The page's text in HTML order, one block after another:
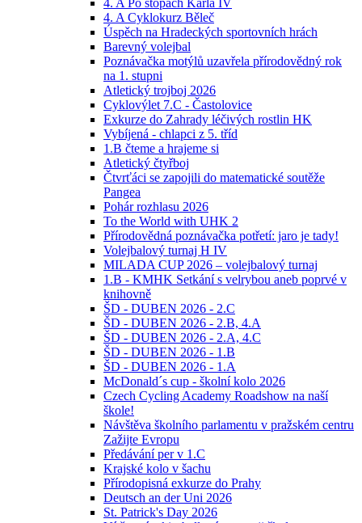
4. A Po stopách Karla IV
4. A Cyklokurz Běleč
Úspěch na Hradeckých sportovních hrách
Barevný volejbal
Poznávačka motýlů uzavřela přírodovědný rok
na 1. stupni
Atletický trojboj 2026
Cyklovýlet 7.C - Častolovice
Exkurze do Zahrady léčivých rostlin HK
Vybíjená - chlapci z 5. tříd
1.B čteme a hrajeme si
Atletický čtyřboj
Čtvrťáci se zapojili do matematické soutěže
Pangea
Pohár rozhlasu 2026
To the World with UHK 2
Přírodovědná poznávačka potřetí: jaro je tady!
Volejbalový turnaj H IV
MILADA CUP 2026 – volejbalový turnaj
1.B - KMHK Setkání s velrybou aneb poprvé v
knihovně
ŠD - DUBEN 2026 - 2.C
ŠD - DUBEN 2026 - 2.B, 4.A
ŠD - DUBEN 2026 - 2.A, 4.C
ŠD - DUBEN 2026 - 1.B
ŠD - DUBEN 2026 - 1.A
McDonald´s cup - školní kolo 2026
Czech Cycling Academy Roadshow na naší
škole!
Návštěva školního parlamentu v pražském centru
Zažijte Evropu
Předávání per v 1.C
Krajské kolo v šachu
Přírodopisná exkurze do Prahy
Deutsch an der Uni 2026
St. Patrick's Day 2026